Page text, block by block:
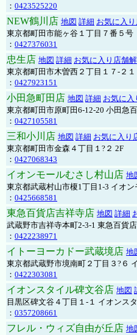
： 0423525220
NEW鶴川店 地図 詳細 お気に入
東京都町田市能ヶ谷１丁目７番５
： 0427376031
忠生店 地図 詳細 お気に入り店舗
東京都町田市木曽西２丁目１７-２１
： 0427923151
小田急町田店 地図 詳細 お気に入
東京都町田市原町田6-12-20 小田急
： 0427105581
三和小川店 地図 詳細 お気に入り
東京都町田市金森４丁目１?２ 2F
： 0427068343
イオンモールむさし村山店 地
東京都武蔵村山市榎1丁目1-3 イオ
： 0425668581
東急百貨店吉祥寺店 地図 詳細
武蔵野市吉祥寺本町2-3-1 東急百貨
： 0422238971
イトーヨーカドー武蔵境店 地
東京都武蔵野市境南町２丁目３?６
： 0422303081
イオンスタイル碑文谷店 地図
目黒区碑文谷４丁目１-１ イオンス
： 0357208661
フレル・ウィズ自由が丘店 地